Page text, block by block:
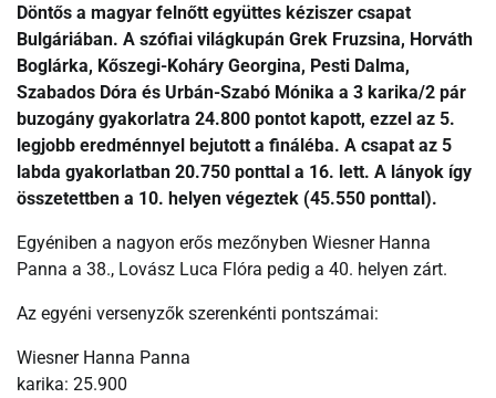
Döntős a magyar felnőtt együttes kéziszer csapat
Bulgáriában. A szófiai világkupán Grek Fruzsina, Horváth
Boglárka, Kőszegi-Koháry Georgina, Pesti Dalma,
Szabados Dóra és Urbán-Szabó Mónika a 3 karika/2 pár
buzogány gyakorlatra 24.800 pontot kapott, ezzel az 5.
legjobb eredménnyel bejutott a fináléba. A csapat az 5
labda gyakorlatban 20.750 ponttal a 16. lett. A lányok így
összetettben a 10. helyen végeztek (45.550 ponttal).
Egyéniben a nagyon erős mezőnyben Wiesner Hanna
Panna a 38., Lovász Luca Flóra pedig a 40. helyen zárt.
Az egyéni versenyzők szerenkénti pontszámai:
Wiesner Hanna Panna
karika: 25.900